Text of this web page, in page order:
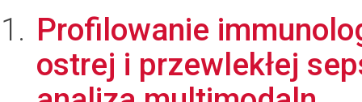
Profilowanie
ostrej i przewlekłej